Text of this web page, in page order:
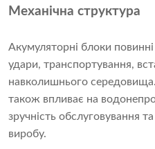
Механічна структура
Акумуляторні блоки
удари, транспортування,
навколишнього
також впливає на
зручність обслуговування
виробу.